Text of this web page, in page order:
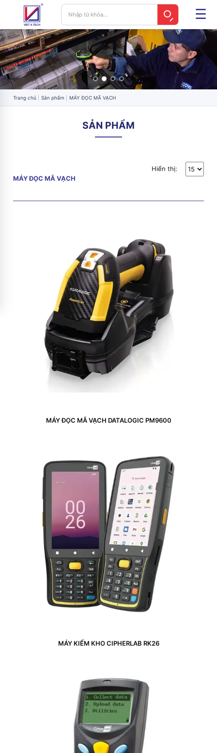
Trang chủ Sản phẩm MÁY ĐỌC MÃ VẠCH
SẢN PHẨM
MÁY ĐỌC MÃ VẠCH
Hiển thị:
MÁY ĐỌC MÃ VẠCH DATALOGIC PM9600
MÁY KIỂM KHO CIPHERLAB RK26